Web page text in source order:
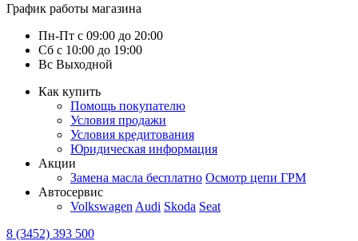
График работы магазина
Пн-Пт с 09:00 до 20:00
Сб с 10:00 до 19:00
Вс Выходной
Как купить
Помощь покупателю
Условия продажи
Условия кредитования
Юридическая информация
Акции
Замена масла бесплатно Осмотр цепи ГРМ
Автосервис
Volkswagen Audi Skoda Seat
8 (3452) 393 500